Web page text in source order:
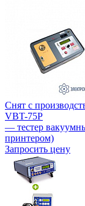
Снят с
VBT-75P
— тестер
принтером)
Запросить цену